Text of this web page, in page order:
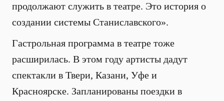
продолжают служить в театре. Это история о
создании системы Станиславского».
Гастрольная программа в театре тоже
расширилась. В этом году артисты дадут
спектакли в Твери, Казани, Уфе и
Красноярске. Запланированы поездки в